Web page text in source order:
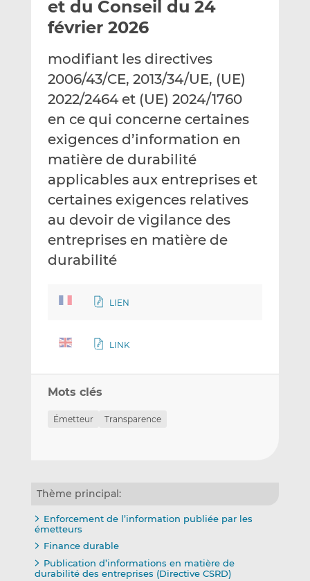
p
e
m
a
i
l
r
r
L
i
n
k
e
d
n
r
r
F
a
c
e
b
o
k
et du Conseil du 24
février 2026
modifiant les directives
2006/43/CE, 2013/34/UE, (UE)
2022/2464 et (UE) 2024/1760
en ce qui concerne certaines
exigences d’information en
matière de durabilité
applicables aux entreprises et
certaines exigences relatives
au devoir de vigilance des
entreprises en matière de
durabilité
LIEN
LINK
Mots clés
Émetteur Transparence
Thème principal:
Enforcement de l’information publiée par les
émetteurs
Finance durable
Publication d’informations en matière de
durabilité des entreprises (Directive CSRD)